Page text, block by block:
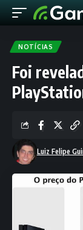
NOTÍCIAS
Foi
Luiz Felipe